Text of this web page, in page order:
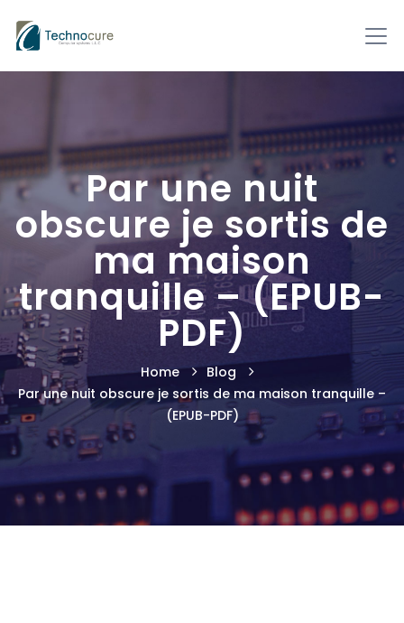
Par une nuit
obscure je sortis de
ma maison
tranquille – (EPUB-
PDF)
Home
Blog
Par une nuit obscure je sortis de ma maison tranquille –
(EPUB-PDF)